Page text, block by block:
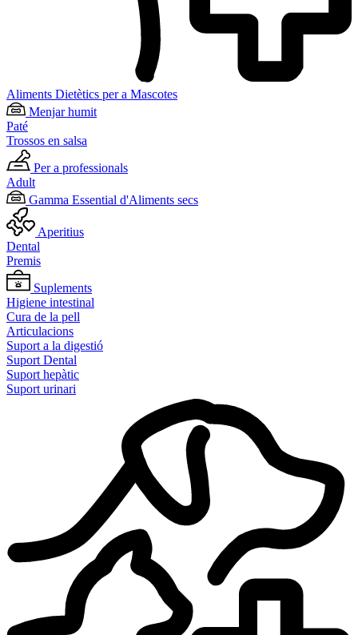
Aliments Dietètics per a Mascotes
Menjar humit
Paté
Trossos en salsa
Per a professionals
Adult
Gamma Essential d'Aliments secs
Aperitius
Dental
Premis
Suplements
Higiene intestinal
Cura de la pell
Articulacions
Suport a la digestió
Suport Dental
Suport hepàtic
Suport urinari